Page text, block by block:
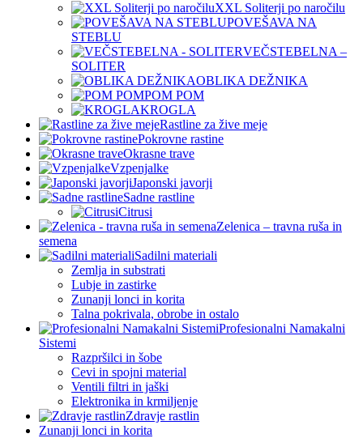
XXL Soliterji po naročilu
POVEŠAVA NA
STEBLU
VEČSTEBELNA –
SOLITER
OBLIKA DEŽNIKA
POM POM
KROGLA
Rastline za žive meje
Pokrovne rastine
Okrasne trave
Vzpenjalke
Japonski javorji
Sadne rastline
Citrusi
Zelenica – travna ruša in
semena
Sadilni materiali
Zemlja in substrati
Lubje in zastirke
Zunanji lonci in korita
Talna pokrivala, obrobe in ostalo
Profesionalni Namakalni
Sistemi
Razpršilci in šobe
Cevi in spojni material
Ventili filtri in jaški
Elektronika in krmiljenje
Zdravje rastlin
Zunanji lonci in korita